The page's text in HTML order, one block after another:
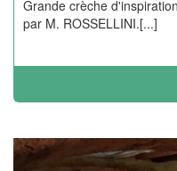
Grande crèche
par M. ROSSELLINI.[...]